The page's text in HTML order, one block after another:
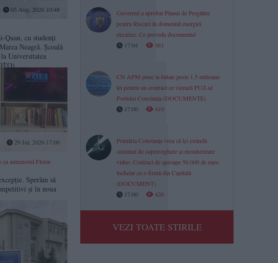
05 Aug, 2026 10:48
Quan, cu studenți
Neagră. Școală
Universitatea
29 Jul, 2026 17:00
antrenorul Florin
Sperăm să
și în noua
Guvernul a aprobat Planul de Pregătire
pentru Riscuri în domeniul energiei
electrice. Ce prevede documentul
17:04
361
CN APM pune la bătaie peste 1,5 milioane
lei pentru un contract ce vizează PUZ-ul
Portului Constanța (DOCUMENTE)
17:00
410
Primăria Constanța vrea să își extindă
sistemul de supraveghere și monitorizare
video. Contract de aproape 50.000 de euro
încheiat cu o firmă din Capitală
(DOCUMENT)
17:00
420
VEZI TOATE STIRILE